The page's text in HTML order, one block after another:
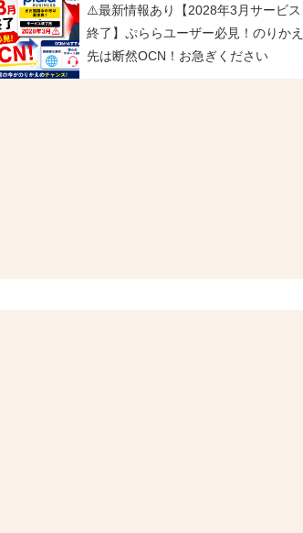
⚠️最新情報あり【2028年3月サービス
終了】ぷららユーザー必見！のりかえ
先は断然OCN！お急ぎください